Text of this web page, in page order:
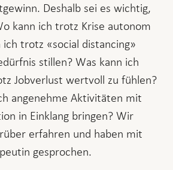
Deshalb sei es wichtig,
kann ich trotz Krise autonom
ich trotz «social distancing»
stillen? Was kann ich
Jobverlust wertvoll zu fühlen?
angenehme Aktivitäten mit
in Einklang bringen? Wir
erfahren und haben mit
gesprochen.